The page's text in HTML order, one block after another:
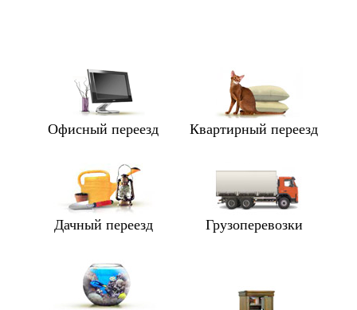
Офисный переезд Квартирный переезд
Дачный переезд Грузоперевозки